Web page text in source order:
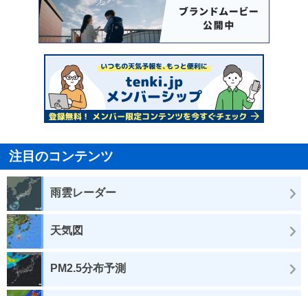
注目のコンテンツ
雨雲レーダー
天気図
PM2.5分布予測